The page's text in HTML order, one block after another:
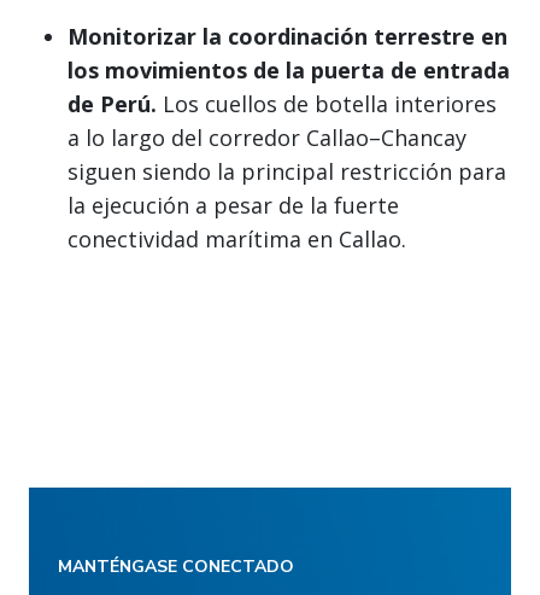
Monitorizar la coordinación terrestre en
los movimientos de la puerta de entrada
de Perú. Los cuellos de botella interiores
a lo largo del corredor Callao–Chancay
siguen siendo la principal restricción para
la ejecución a pesar de la fuerte
conectividad marítima en Callao.
MANTÉNGASE CONECTADO